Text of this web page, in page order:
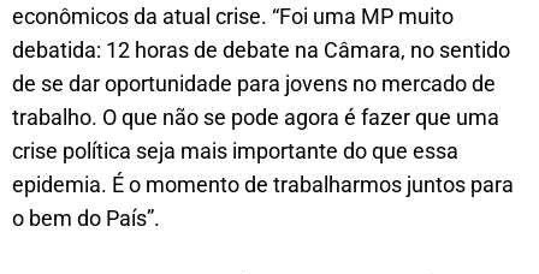
econômicos da atual crise. “Foi uma MP muito
debatida: 12 horas de debate na Câmara, no sentido
de se dar oportunidade para jovens no mercado de
trabalho. O que não se pode agora é fazer que uma
crise política seja mais importante do que essa
epidemia. É o momento de trabalharmos juntos para
o bem do País”.